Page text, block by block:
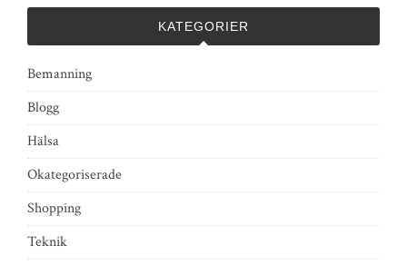
KATEGORIER
Bemanning
Blogg
Hälsa
Okategoriserade
Shopping
Teknik